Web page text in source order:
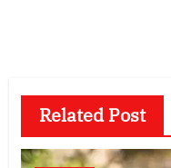
Related Post